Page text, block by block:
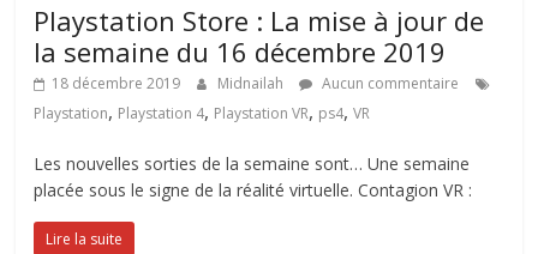
Playstation Store : La mise à jour de
la semaine du 16 décembre 2019
18 décembre 2019 Midnailah
Aucun commentaire
Playstation, Playstation 4, Playstation VR, ps4,VR
Les nouvelles sorties de la semaine sont… Une semaine
placée sous le signe de la réalité virtuelle. Contagion VR :
Lire la suite